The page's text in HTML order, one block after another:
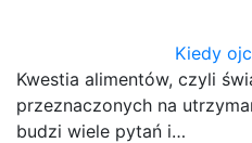
Kiedy
Kwestia alimentów, czyli
przeznaczonych na
budzi wiele pytań i…